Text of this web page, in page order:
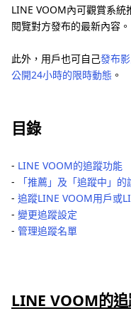
LINE VOOM內可觀賞系統
閱覽對方發布的最新內容。
此外，用戶也可自己發布
公開24小時的限時動態 。
目錄
- LINE VOOM的追蹤功能
-
「推薦」及「追蹤中」的
- 追蹤LINE VOOM用戶或
- 變更追蹤設定
- 管理追蹤名單
LINE VOOM的